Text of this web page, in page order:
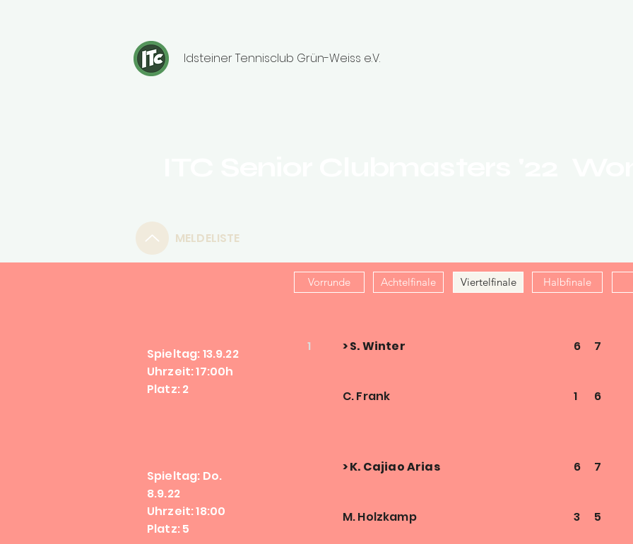
Idsteiner Tennisclub Grün-Weiss e.V.
MELDELISTE
Vorrunde Achtelfinale Viertelfinale Halbfinale
1 > S. Winter 6 7
C. Frank 1 6
Spieltag: 13.9.22
Uhrzeit: 17:00h
Platz: 2
> K. Cajiao Arias 6 7
M. Holzkamp 3 5
Spieltag: Do.
8.9.22
Uhrzeit: 18:00
Platz: 5